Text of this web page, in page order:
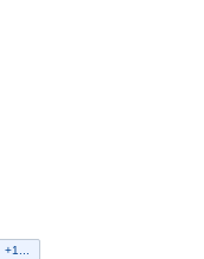
+1...